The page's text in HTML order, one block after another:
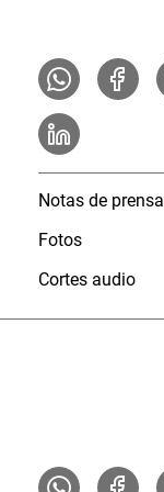
Notas de prensa
Fotos
Cortes audio